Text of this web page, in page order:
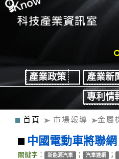
產業政策 產業新
專利情
首頁 市場報導 金屬
中國電動車將聯
關鍵字： 新能源汽車 ； 汽車連網 ；